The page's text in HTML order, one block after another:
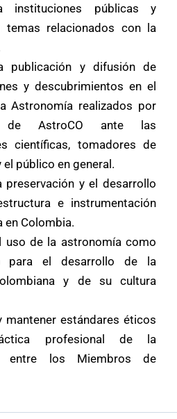
instituciones públicas y
temas relacionados con la
publicación y difusión de
y descubrimientos en el
Astronomía realizados por
de AstroCO ante las
científicas, tomadores de
público en general.
preservación y el desarrollo
e instrumentación
en Colombia.
uso de la astronomía como
para el desarrollo de la
y de su cultura
mantener estándares éticos
profesional de la
entre los Miembros de